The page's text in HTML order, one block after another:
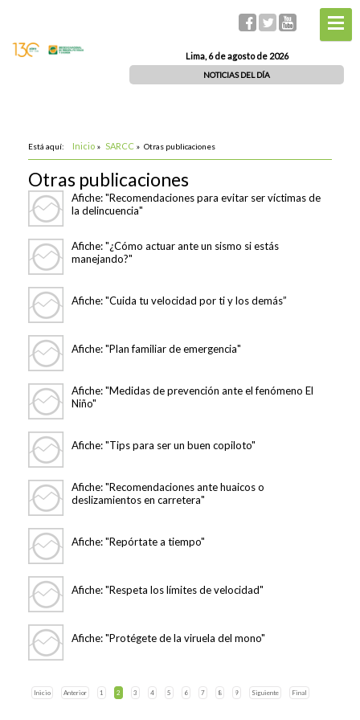
Lima, 6 de agosto de 2026
NOTICIAS DEL DÍA
Está aquí: Inicio » SARCC » Otras publicaciones
Otras publicaciones
Afiche: "Recomendaciones para evitar ser víctimas de
la delincuencia"
Afiche: "¿Cómo actuar ante un sismo si estás
manejando?"
Afiche: "Cuida tu velocidad por ti y los demás”
Afiche: "Plan familiar de emergencia"
Afiche: "Medidas de prevención ante el fenómeno El
Niño"
Afiche: "Tips para ser un buen copiloto"
Afiche: "Recomendaciones ante huaicos o
deslizamientos en carretera"
Afiche: "Repórtate a tiempo"
Afiche: "Respeta los límites de velocidad"
Afiche: "Protégete de la viruela del mono"
Inicio Anterior 1 2 3 4 5 6 7 8 9 Siguiente Final